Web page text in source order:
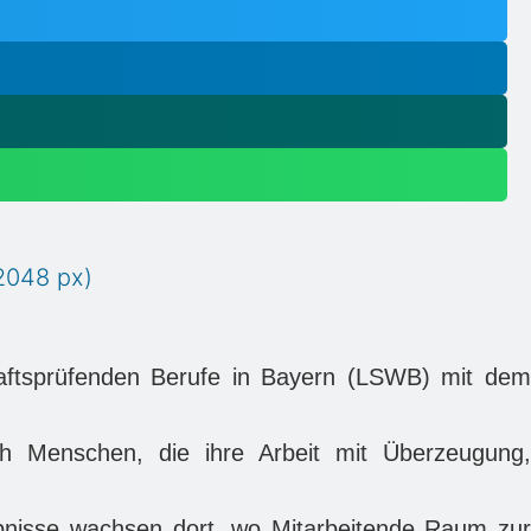
Berufe in Bayern (LSWB) mit dem
Menschen, die ihre Arbeit mit Überzeugung,